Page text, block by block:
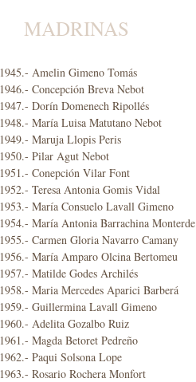
MADRINAS
1945.- Amelin Gimeno Tomás
1946.- Concepción Breva Nebot
1947.- Dorín Domenech Ripollés
1948.- María Luisa Matutano Nebot
1949.- Maruja Llopis Peris
1950.- Pilar Agut Nebot
1951.- Conepción Vilar Font
1952.- Teresa Antonia Gomis Vidal
1953.- María Consuelo Lavall Gimeno
1954.- María Antonia Barrachina Monterde
1955.- Carmen Gloria Navarro Camany
1956.- María Amparo Olcina Bertomeu
1957.- Matilde Godes Archilés
1958.- Maria Mercedes Aparici Barberá
1959.- Guillermina Lavall Gimeno
1960.- Adelita Gozalbo Ruiz
1961.- Magda Betoret Pedreño
1962.- Paqui Solsona Lope
1963.- Rosario Rochera Monfort